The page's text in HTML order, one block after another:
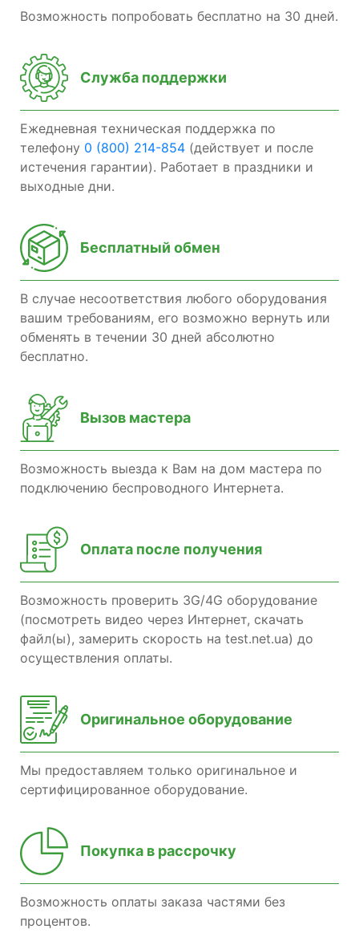
Возможность попробовать бесплатно на 30 дней.
Служба поддержки
Ежедневная техническая поддержка по
телефону 0 (800) 214-854 (действует и после
истечения гарантии). Работает в праздники и
выходные дни.
Бесплатный обмен
В случае несоответствия любого оборудования
вашим требованиям, его возможно вернуть или
обменять в течении 30 дней абсолютно
бесплатно.
Вызов мастера
Возможность выезда к Вам на дом мастера по
подключению беспроводного Интернета.
Оплата после получения
Возможность проверить 3G/4G оборудование
(посмотреть видео через Интернет, скачать
файл(ы), замерить скорость на test.net.ua) до
осуществления оплаты.
Оригинальное оборудование
Мы предоставляем только оригинальное и
сертифицированное оборудование.
Покупка в рассрочку
Возможность оплаты заказа частями без
процентов.